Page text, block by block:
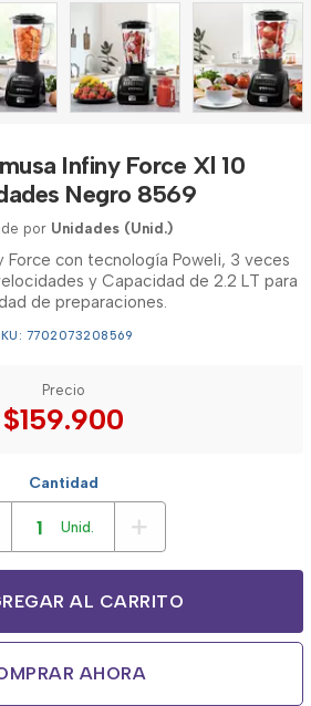
Infiny Force Xl 10
Negro 8569
por Unidades (Unid.)
Force con tecnología Poweli, 3 veces
y Capacidad de 2.2 LT para
de preparaciones.
7702073208569
Precio
$159.900
Cantidad
Unid.
AL CARRITO
AHORA